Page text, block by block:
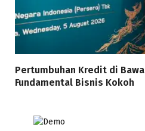
Pertumbuhan Kredit di
Fundamental Bisnis Kokoh